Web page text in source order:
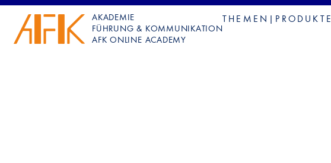
AKADEMIE
FÜHRUNG & KOMMUNIKATION
AFK ONLINE ACADEMY
THEMEN|PRODUKTE